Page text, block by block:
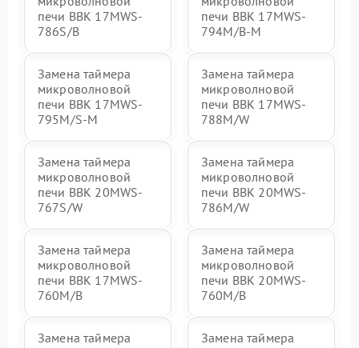
печи BBK 17MWS-
786S/B
печи BBK 17MWS-
794M/B-M
Замена таймера
микроволновой
печи BBK 17MWS-
795M/S-M
Замена таймера
микроволновой
печи BBK 17MWS-
788M/W
Замена таймера
микроволновой
печи BBK 20MWS-
767S/W
Замена таймера
микроволновой
печи BBK 20MWS-
786M/W
Замена таймера
микроволновой
печи BBK 17MWS-
760M/B
Замена таймера
микроволновой
печи BBK 20MWS-
760M/B
Замена таймера
Замена таймера